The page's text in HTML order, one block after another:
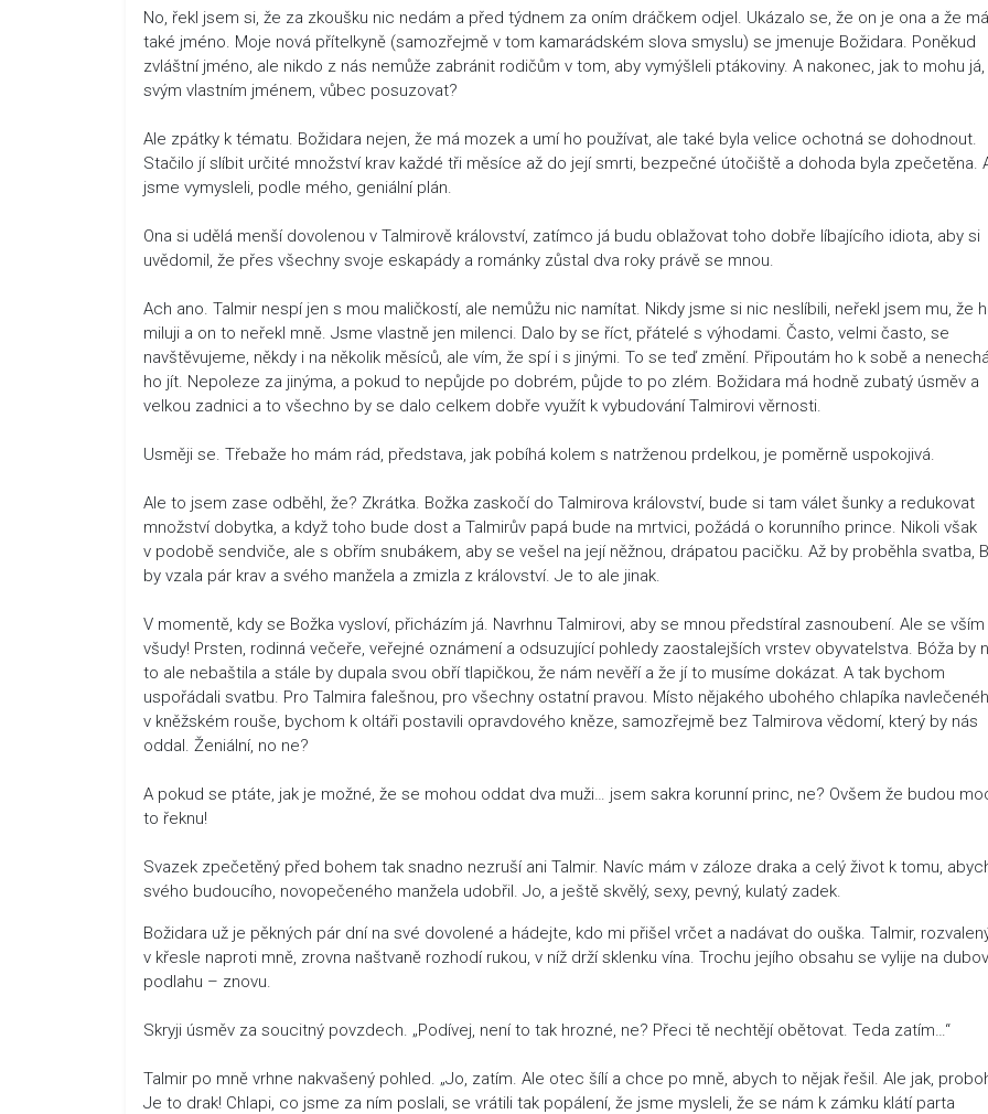
No, řekl jsem si, že za zkoušku nic nedám a před týdnem za oním dráčkem odjel. Ukázalo se, že on je ona a že má
také jméno. Moje nová přítelkyně (samozřejmě v tom kamarádském slova smyslu) se jmenuje Božidara. Poněkud
zvláštní jméno, ale nikdo z nás nemůže zabránit rodičům v tom, aby vymýšleli ptákoviny. A nakonec, jak to mohu
svým vlastním jménem, vůbec posuzovat?
Ale zpátky k tématu. Božidara nejen, že má mozek a umí ho používat, ale také byla velice ochotná se dohodnout.
Stačilo jí slíbit určité množství krav každé tři měsíce až do její smrti, bezpečné útočiště a dohoda byla zpečetěna.
jsme vymysleli, podle mého, geniální plán.
Ona si udělá menší dovolenou v Talmirově království, zatímco já budu oblažovat toho dobře líbajícího idiota, aby si
uvědomil, že přes všechny svoje eskapády a románky zůstal dva roky právě se mnou.
Ach ano. Talmir nespí jen s mou maličkostí, ale nemůžu nic namítat. Nikdy jsme si nic neslíbili, neřekl jsem mu, že
miluji a on to neřekl mně. Jsme vlastně jen milenci. Dalo by se říct, přátelé s výhodami. Často, velmi často, se
navštěvujeme, někdy i na několik měsíců, ale vím, že spí i s jinými. To se teď změní. Připoutám ho k sobě a
ho jít. Nepoleze za jinýma, a pokud to nepůjde po dobrém, půjde to po zlém. Božidara má hodně zubatý úsměv a
velkou zadnici a to všechno by se dalo celkem dobře využít k vybudování Talmirovi věrnosti.
Usměji se. Třebaže ho mám rád, představa, jak pobíhá kolem s natrženou prdelkou, je poměrně uspokojivá.
Ale to jsem zase odběhl, že? Zkrátka. Božka zaskočí do Talmirova království, bude si tam válet šunky a redukovat
množství dobytka, a když toho bude dost a Talmirův papá bude na mrtvici, požádá o korunního prince. Nikoli však
v podobě sendviče, ale s obřím snubákem, aby se vešel na její něžnou, drápatou pacičku. Až by proběhla svatba,
by vzala pár krav a svého manžela a zmizla z království. Je to ale jinak.
V momentě, kdy se Božka vysloví, přicházím já. Navrhnu Talmirovi, aby se mnou předstíral zasnoubení. Ale se vším
všudy! Prsten, rodinná večeře, veřejné oznámení a odsuzující pohledy zaostalejších vrstev obyvatelstva. Bóža by
to ale nebaštila a stále by dupala svou obří tlapičkou, že nám nevěří a že jí to musíme dokázat. A tak bychom
uspořádali svatbu. Pro Talmira falešnou, pro všechny ostatní pravou. Místo nějakého ubohého chlapíka
v kněžském rouše, bychom k oltáři postavili opravdového kněze, samozřejmě bez Talmirova vědomí, který by nás
oddal. Ženiální, no ne?
A pokud se ptáte, jak je možné, že se mohou oddat dva muži… jsem sakra korunní princ, ne? Ovšem že budou
to řeknu!
Svazek zpečetěný před bohem tak snadno nezruší ani Talmir. Navíc mám v záloze draka a celý život k tomu,
svého budoucího, novopečeného manžela udobřil. Jo, a ještě skvělý, sexy, pevný, kulatý zadek.
Božidara už je pěkných pár dní na své dovolené a hádejte, kdo mi přišel vrčet a nadávat do ouška. Talmir,
v křesle naproti mně, zrovna naštvaně rozhodí rukou, v níž drží sklenku vína. Trochu jejího obsahu se vylije na
podlahu – znovu.
Skryji úsměv za soucitný povzdech. „Podívej, není to tak hrozné, ne? Přeci tě nechtějí obětovat. Teda zatím…“
Talmir po mně vrhne nakvašený pohled. „Jo, zatím. Ale otec šílí a chce po mně, abych to nějak řešil. Ale jak,
Je to drak! Chlapi, co jsme za ním poslali, se vrátili tak popálení, že jsme mysleli, že se nám k zámku klátí parta